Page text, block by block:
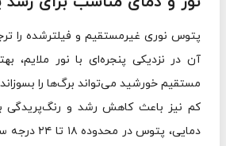
پتوس نوری غیرمستقیم و فیلترشده را
آن در نزدیکی پنجره‌ای با نور ملایم،
مستقیم خورشید می‌تواند برگ‌ها را
کم نیز باعث کاهش رشد و رنگ‌پریدگی
دمایی، پتوس